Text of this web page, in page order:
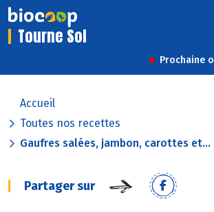
Tourne Sol
Prochaine
Accueil
Toutes nos recettes
Gaufres salées, jambon, carottes et...
Partager sur